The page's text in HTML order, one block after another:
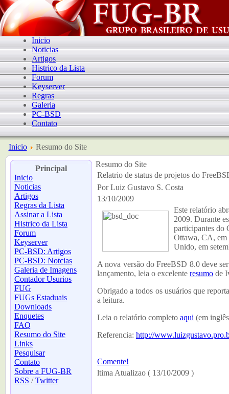
Inicio
Noticias
Artigos
Histrico da Lista
Forum
Keyserver
Regras
Galeria
PC-BSD
Contato
Inicio Resumo do Site
Principal
Inicio
Noticias
Artigos
Regras da Lista
Assinar a Lista
Histrico da Lista
Forum
Keyserver
PC-BSD: Artigos
PC-BSD: Notcias
Galeria de Imagens
Contador Usurios
FUG
FUGs Estaduais
Downloads
Enquetes
FAQ
Resumo do Site
Links
Pesquisar
Contato
Sobre a FUG-BR
RSS /Twitter
Resumo do Site
Relatrio de status de projetos do
Por Luiz Gustavo S. Costa
13/10/2009
Este relatório
2009. Durante
participantes do
Ottawa, CA,
Unido, em
A nova versão do FreeBSD 8.0 deve
lançamento, leia o excelente resumo de
Obrigado a todos os usuários que
a leitura.
Leia o relatório completo aqui (em
Referencia: http://
Comente!
ltima Atualizao ( 13/10/2009 )